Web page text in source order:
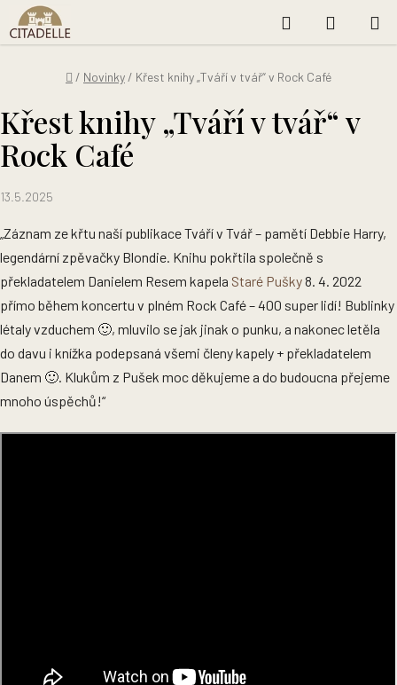
Přejít
na
obsah
Hledat
KOŠÍK
Domů
/ Novinky / Křest knihy „Tváří v tvář“ v Rock Café
Křest knihy „Tváří v tvář“ v
Rock Café
13.5.2025
„Záznam ze křtu naší publikace Tváří v Tvář – pamětí Debbie Harry,
legendární zpěvačky Blondie. Knihu pokřtila společně s
překladatelem Danielem Resem kapela Staré Pušky8. 4. 2022
přímo během koncertu v plném Rock Café – 400 super lidí! Bublinky
létaly vzduchem 🙂, mluvilo se jak jinak o punku, a nakonec letěla
do davu i knížka podepsaná všemi členy kapely + překladatelem
Danem 🙂. Klukům z Pušek moc děkujeme a do budoucna přejeme
mnoho úspěchů!“